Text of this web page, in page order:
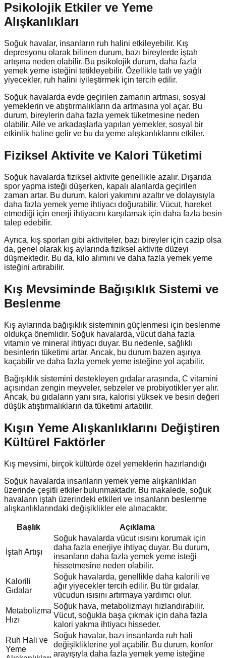
Psikolojik Etkiler ve Yeme
Alışkanlıkları
Soğuk havalar, insanların ruh halini etkileyebilir. Kış
depresyonu olarak bilinen durum, bazı bireylerde iştah
artışına neden olabilir. Bu psikolojik durum, daha fazla
yemek yeme isteğini tetikleyebilir. Özellikle tatlı ve yağlı
yiyecekler, ruh halini iyileştirmek için tercih edilir.
Soğuk havalarda evde geçirilen zamanın artması, sosyal
yemeklerin ve atıştırmalıkların da artmasına yol açar. Bu
durum, bireylerin daha fazla yemek tüketmesine neden
olabilir. Aile ve arkadaşlarla yapılan yemekler, sosyal bir
etkinlik haline gelir ve bu da yeme alışkanlıklarını etkiler.
Fiziksel Aktivite ve Kalori Tüketimi
Soğuk havalarda fiziksel aktivite genellikle azalır. Dışarıda
spor yapma isteği düşerken, kapalı alanlarda geçirilen
zaman artar. Bu durum, kalori yakımını azaltır ve dolayısıyla
daha fazla yemek yeme ihtiyacı doğurabilir. Vücut, hareket
etmediği için enerji ihtiyacını karşılamak için daha fazla besin
talep edebilir.
Ayrıca, kış sporları gibi aktiviteler, bazı bireyler için cazip olsa
da, genel olarak kış aylarında fiziksel aktivite düzeyi
düşmektedir. Bu da, kilo alımını ve daha fazla yemek yeme
isteğini artırabilir.
Kış Mevsiminde Bağışıklık Sistemi ve
Beslenme
Kış aylarında bağışıklık sisteminin güçlenmesi için beslenme
oldukça önemlidir. Soğuk havalarda, vücut daha fazla
vitamin ve mineral ihtiyacı duyar. Bu nedenle, sağlıklı
besinlerin tüketimi artar. Ancak, bu durum bazen aşırıya
kaçabilir ve daha fazla yemek yeme isteğine yol açabilir.
Bağışıklık sistemini destekleyen gıdalar arasında, C vitamini
açısından zengin meyveler, sebzeler ve probiyotikler yer alır.
Ancak, bu gıdaların yanı sıra, kalorisi yüksek ve besin değeri
düşük atıştırmalıkların da tüketimi artabilir.
Kışın Yeme Alışkanlıklarını Değiştiren
Kültürel Faktörler
Kış mevsimi, birçok kültürde özel yemeklerin hazırlandığı
Soğuk havalarda insanların yemek yeme alışkanlıkları
üzerinde çeşitli etkiler bulunmaktadır. Bu makalede, soğuk
havaların iştah üzerindeki etkileri ve insanların beslenme
alışkanlıklarındaki değişiklikler ele alınacaktır.
Başlık Açıklama
İştah Artışı
Soğuk havalarda vücut ısısını korumak için
daha fazla enerjiye ihtiyaç duyar. Bu durum,
insanların daha fazla yemek yeme isteği
hissetmesine neden olabilir.
Kalorili
Gıdalar
Soğuk havalarda, genellikle daha kalorili ve
ağır yiyecekler tercih edilir. Bu tür gıdalar,
vücudun ısısını artırmaya yardımcı olur.
Metabolizma
Hızı
Soğuk hava, metabolizmayı hızlandırabilir.
Vücut, soğukla başa çıkmak için daha fazla
kalori yakma ihtiyacı hisseder.
Ruh Hali ve
Yeme
Soğuk havalar, bazı insanlarda ruh hali
değişikliklerine yol açabilir. Bu durum, konfor
arayışıyla daha fazla yemek yeme isteğine